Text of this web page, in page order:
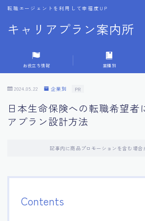
キャリアプラン案内所
転職エージェントを利用して幸福度UP
MENU
1.転職エージェントの選び方
3.キャリア相談時の質問リスト
4.キャリア目標設定の方法
5.キャリアチェンジの体験談
6.専門家からのアドバイス集
お役立ち情報 業種別
2024.05.22 企業別 PR
日本生命保険への転職希望者
アプラン設計方法
記事内に商品プロモーションを含む場合
Contents